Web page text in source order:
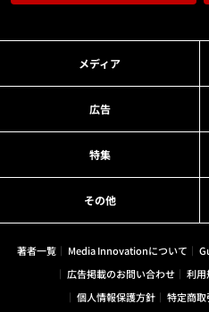
メディア
広告
特集
その他
著者一覧 Media Innovationについて
広告掲載のお問い合わせ
利用
個人情報保護方針
特定商